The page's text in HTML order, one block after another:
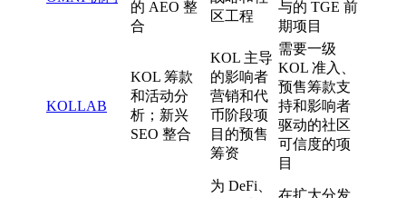
的 AEO 整
合
区工程
与的 TGE 前
期项目
KOLLAB
KOL 筹款
和活动分
析；新兴
SEO 整合
KOL 主导
的影响者
营销和代
币阶段项
目的预售
筹资
需要一级
KOL 准入、
预售筹款支
持和影响者
驱动的社区
可信度的项
目
为 DeFi、
在扩大分发